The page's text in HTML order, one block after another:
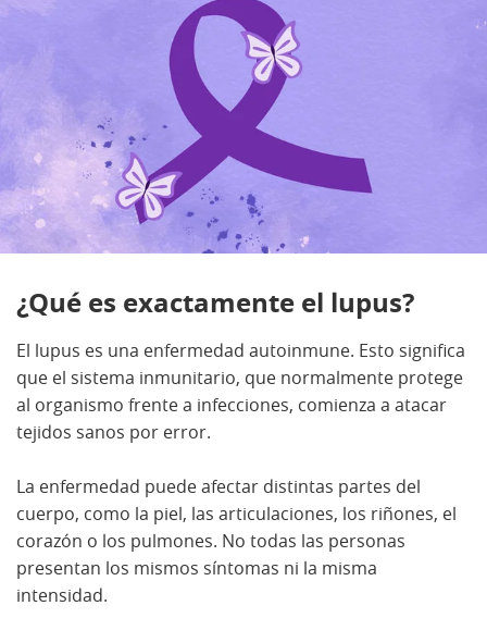
¿Qué es exactamente el lupus?
El lupus es una enfermedad autoinmune. Esto significa
que el sistema inmunitario, que normalmente protege
al organismo frente a infecciones, comienza a atacar
tejidos sanos por error.
La enfermedad puede afectar distintas partes del
cuerpo, como la piel, las articulaciones, los riñones, el
corazón o los pulmones. No todas las personas
presentan los mismos síntomas ni la misma
intensidad.